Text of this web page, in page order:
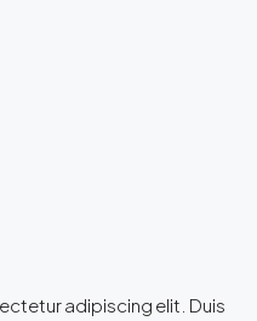
adipiscing elit. Duis